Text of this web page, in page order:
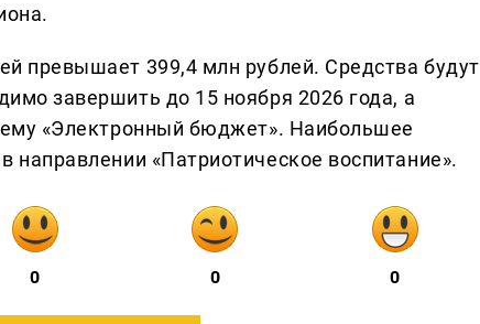
превышает 399,4 млн рублей. Средства будут
завершить до 15 ноября 2026 года, а
«Электронный бюджет». Наибольшее
направлении «Патриотическое воспитание».
0 0 0